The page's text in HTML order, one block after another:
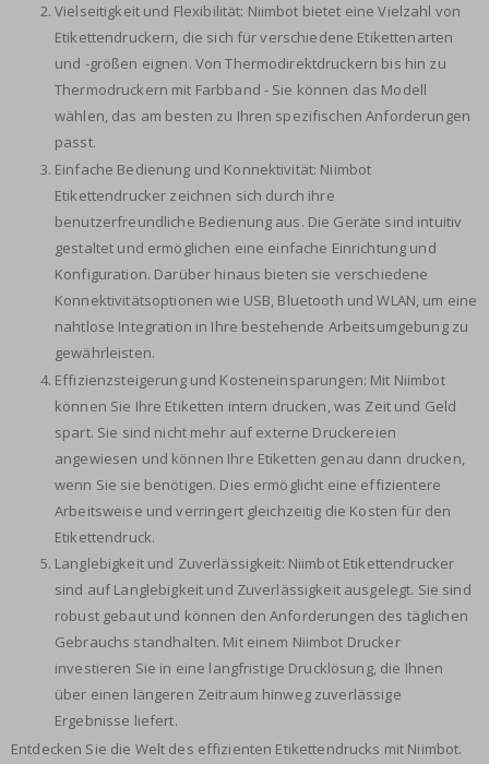
Vielseitigkeit und Flexibilität: Niimbot bietet eine Vielzahl von
Etikettendruckern, die sich für verschiedene Etikettenarten
und -größen eignen. Von Thermodirektdruckern bis hin zu
Thermodruckern mit Farbband - Sie können das Modell
wählen, das am besten zu Ihren spezifischen Anforderungen
passt.
Einfache Bedienung und Konnektivität: Niimbot
Etikettendrucker zeichnen sich durch ihre
benutzerfreundliche Bedienung aus. Die Geräte sind intuitiv
gestaltet und ermöglichen eine einfache Einrichtung und
Konfiguration. Darüber hinaus bieten sie verschiedene
Konnektivitätsoptionen wie USB, Bluetooth und WLAN, um eine
nahtlose Integration in Ihre bestehende Arbeitsumgebung zu
gewährleisten.
Effizienzsteigerung und Kosteneinsparungen: Mit Niimbot
können Sie Ihre Etiketten intern drucken, was Zeit und Geld
spart. Sie sind nicht mehr auf externe Druckereien
angewiesen und können Ihre Etiketten genau dann drucken,
wenn Sie sie benötigen. Dies ermöglicht eine effizientere
Arbeitsweise und verringert gleichzeitig die Kosten für den
Etikettendruck.
Langlebigkeit und Zuverlässigkeit: Niimbot Etikettendrucker
sind auf Langlebigkeit und Zuverlässigkeit ausgelegt. Sie sind
robust gebaut und können den Anforderungen des täglichen
Gebrauchs standhalten. Mit einem Niimbot Drucker
investieren Sie in eine langfristige Drucklösung, die Ihnen
über einen längeren Zeitraum hinweg zuverlässige
Ergebnisse liefert.
Entdecken Sie die Welt des effizienten Etikettendrucks mit Niimbot.